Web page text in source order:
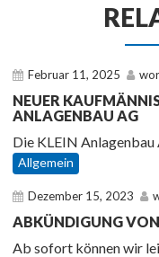
Februar 11, 2025
NEUER
ANLAGENBAU AG
Die KLEIN
Allgemein
Dezember 15, 2023
ABKÜNDIGUNG
Ab sofort können wir